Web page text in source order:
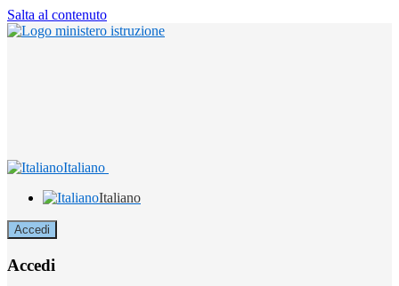
Salta al contenuto
Italiano
Italiano
Accedi
Accedi